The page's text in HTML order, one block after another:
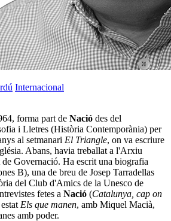
Internacional
forma part de Nació des del
i Lletres (Història Contemporània) per
al setmanari El Triangle, on va escriure
Abans, havia treballat a l'Arxiu
Governació. Ha escrit una biografia
B), una de breu de Josep Tarradellas
del Club d'Amics de la Unesco de
fetes a Nació (Catalunya, cap on
Els que manen, amb Miquel Macià,
amb poder.